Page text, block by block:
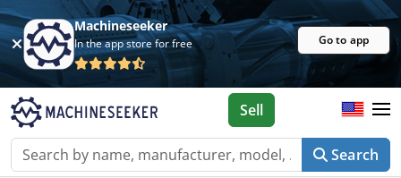
Machineseeker
In the app store for free Go to app
Search
Sell